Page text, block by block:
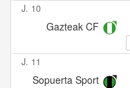
J. 10
Gazteak CF
J. 11
Sopuerta Sport